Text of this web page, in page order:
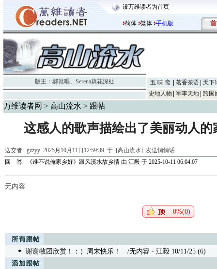
设万维读者为首页
简体 繁体 手机版 首
版主： 郝就唱、 Serena藕花深处 五 味 斋 茗香茶语
天下
史地人物
军事天地 跨国
万维读者网 > 高山流水 > 跟帖
这感人的歌声描绘出了美丽动人
送交者: gzzyy 2025月10月11日12:59:39 于 [高山流水] 发送悄悄话
回 答:
《谁不说俺家乡好》跟风溪水故乡情 由 江毅 于 2025-10-11 06:04:07
无内容
0%(0)
谢谢牧团欣赏！：）周末快乐！ /无内容 - 江毅 10/11/25 (6)